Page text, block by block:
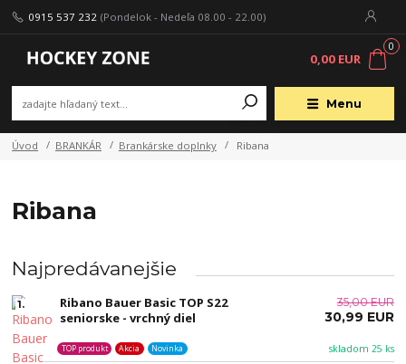
Menu
0915 537 232 (Pondelok - Nedeľa 08.00 - 22.00)
0
0,00 EUR
Úvod BRANKÁR Brankárske doplnky Ribana
Ribana
Najpredávanejšie
1.
Ribano Bauer Basic TOP S22
seniorske - vrchný diel
skladom 25 ks
TOP produkt Akcia Novinka
35,00 EUR
30,99 EUR